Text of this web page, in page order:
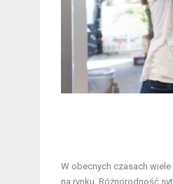
W obecnych czasach
na rynku. Różnorodność